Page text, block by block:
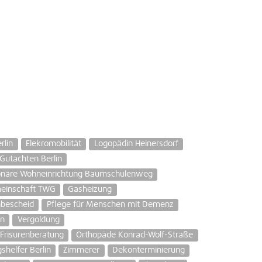
Elekromobilität
Logopädin Heinersdorf
Berlin
Wohneinrichtung Baumschulenweg
TWG
Gasheizung
Pflege für Menschen mit Demenz
Vergoldung
Frisurenberatung
Orthopäde Konrad-Wolf-Straße
Berlin
Zimmerer
Dekonterminierung